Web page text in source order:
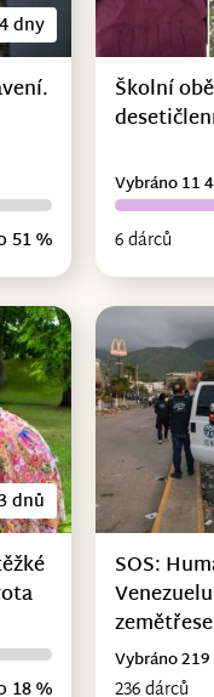
dny
51 %
Školní
6 dárců
Vybráno 11
dnů
18 %
SOS:
236 dárců
Vybráno